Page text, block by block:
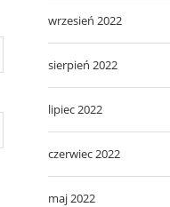
wrzesień 2022
sierpień 2022
lipiec 2022
czerwiec 2022
maj 2022